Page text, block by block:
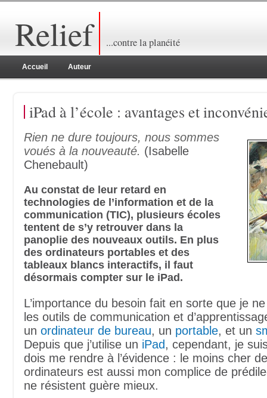
Relief ...contre la planéité
Accueil Auteur
iPad à l’école : avantages et
Rien ne dure toujours, nous sommes
voués à la nouveauté. (Isabelle
Chenebault)
Au constat de leur retard en
technologies de l’information et de la
communication (TIC), plusieurs écoles
tentent de s’y retrouver dans la
panoplie des nouveaux outils. En plus
des ordinateurs portables et des
tableaux blancs interactifs, il faut
désormais compter sur le iPad.
L’importance du besoin fait en sorte que je
les outils de communication et
un ordinateur de bureau, un portable, et un
Depuis que j’utilise un iPad, cependant, je
dois me rendre à l’évidence : le moins cher
ordinateurs est aussi mon complice de
ne résistent guère mieux.